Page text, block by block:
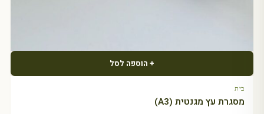
+ הוספה לסל
בית
מסגרת עץ מגנטית (A3)